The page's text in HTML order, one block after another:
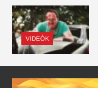
VIDEÓK